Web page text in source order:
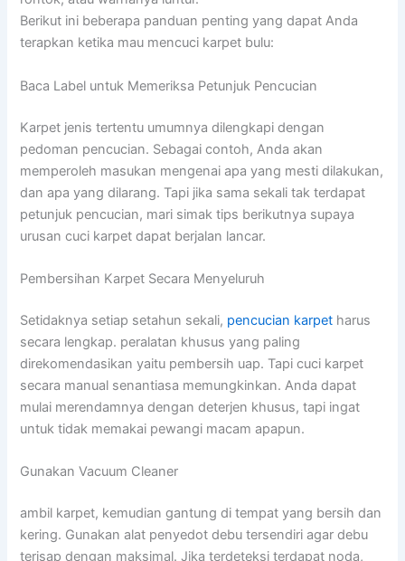
Berikut ini beberapa panduan penting yang dapat Anda
terapkan ketika mau mencuci karpet bulu:
Baca Label untuk Memeriksa Petunjuk Pencucian
Karpet jenis tertentu umumnya dilengkapi dengan
pedoman pencucian. Sebagai contoh, Anda akan
memperoleh masukan mengenai apa yang mesti dilakukan,
dan apa yang dilarang. Tapi jika sama sekali tak terdapat
petunjuk pencucian, mari simak tips berikutnya supaya
urusan cuci karpet dapat berjalan lancar.
Pembersihan Karpet Secara Menyeluruh
Setidaknya setiap setahun sekali, pencucian karpet harus
secara lengkap. peralatan khusus yang paling
direkomendasikan yaitu pembersih uap. Tapi cuci karpet
secara manual senantiasa memungkinkan. Anda dapat
mulai merendamnya dengan deterjen khusus, tapi ingat
untuk tidak memakai pewangi macam apapun.
Gunakan Vacuum Cleaner
ambil karpet, kemudian gantung di tempat yang bersih dan
kering. Gunakan alat penyedot debu tersendiri agar debu
terisap dengan maksimal. Jika terdeteksi terdapat noda,